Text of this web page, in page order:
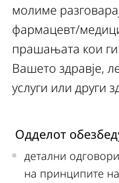
молиме
фармацевт/
прашањата кои
Вашето здравје,
услуги или други
Одделот
детални
на принципите